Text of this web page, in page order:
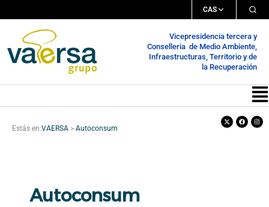
contenido
CAS
Vicepresidencia tercera y
Conselleria de Medio Ambiente,
Infraestructuras, Territorio y de
la Recuperación
Estás en:VAERSA > Autoconsum
X-
twitter
Facebook
Autoconsum